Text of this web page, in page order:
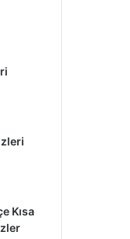
Kısa